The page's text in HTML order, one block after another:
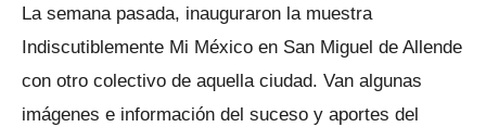
La semana pasada, inauguraron la muestra
Indiscutiblemente Mi México en San Miguel de Allende
con otro colectivo de aquella ciudad. Van algunas
imágenes e información del suceso y aportes del